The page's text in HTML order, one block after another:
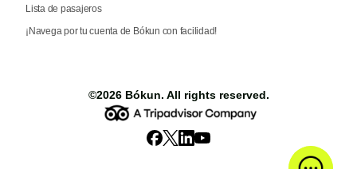
Lista de pasajeros
¡Navega por tu cuenta de Bókun con facilidad!
©2026 Bókun. All rights reserved.